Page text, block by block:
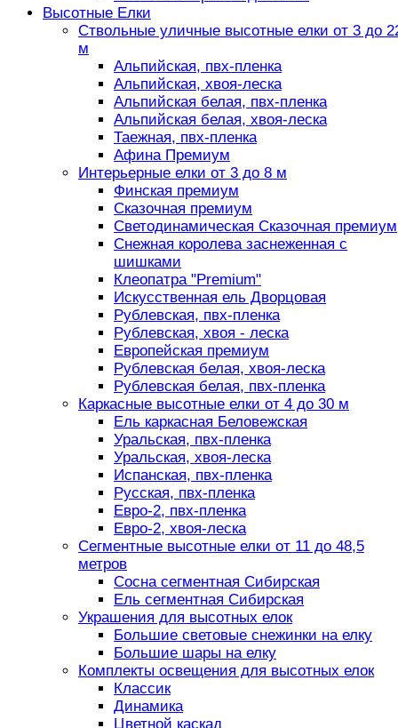
Высотные Елки
Ствольные уличные высотные елки от 3 до
м
Альпийская, пвх-пленка
Альпийская, хвоя-леска
Альпийская белая, пвх-пленка
Альпийская белая, хвоя-леска
Таежная, пвх-пленка
Афина Премиум
Интерьерные елки от 3 до 8 м
Финская премиум
Сказочная премиум
Светодинамическая Сказочная премиум
Снежная королева заснеженная с
шишками
Клеопатра "Premium"
Искусственная ель Дворцовая
Рублевская, пвх-пленка
Рублевская, хвоя - леска
Европейская премиум
Рублевская белая, хвоя-леска
Рублевская белая, пвх-пленка
Каркасные высотные елки от 4 до 30 м
Ель каркасная Беловежская
Уральская, пвх-пленка
Уральская, хвоя-леска
Испанская, пвх-пленка
Русская, пвх-пленка
Евро-2, пвх-пленка
Евро-2, хвоя-леска
Сегментные высотные елки от 11 до 48,5
метров
Сосна сегментная Сибирская
Ель сегментная Сибирская
Украшения для высотных елок
Большие световые снежинки на елку
Большие шары на елку
Комплекты освещения для высотных елок
Классик
Динамика
Цветной каскад